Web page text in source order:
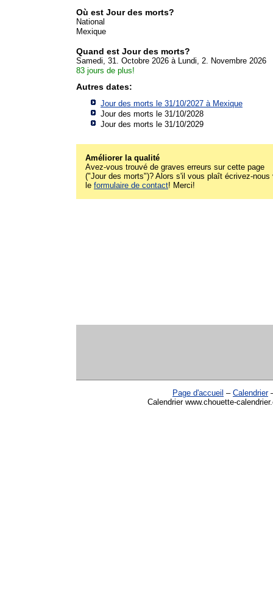
Où est Jour des morts?
National
Mexique
Quand est Jour des morts?
Samedi, 31. Octobre 2026 à Lundi, 2. Novembre 2026
83 jours de plus!
Autres dates:
Jour des morts le 31/10/2027 à Mexique
Jour des morts le 31/10/2028
Jour des morts le 31/10/2029
Améliorer la qualité
Avez-vous trouvé de graves erreurs sur cette page
("Jour des morts")? Alors s'il vous plaît écrivez-nous
le formulaire de contact! Merci!
Page d'accueil – Calendrier
Calendrier www.chouette-